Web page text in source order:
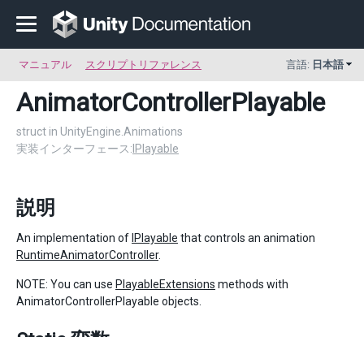
マニュアル スクリプトリファレンス 言語: 日本語
AnimatorControllerPlayable
struct in UnityEngine.Animations
実装インターフェース: IPlayable
説明
An implementation of IPlayable that controls an animation
RuntimeAnimatorController.
NOTE: You can use PlayableExtensions methods with
AnimatorControllerPlayable objects.